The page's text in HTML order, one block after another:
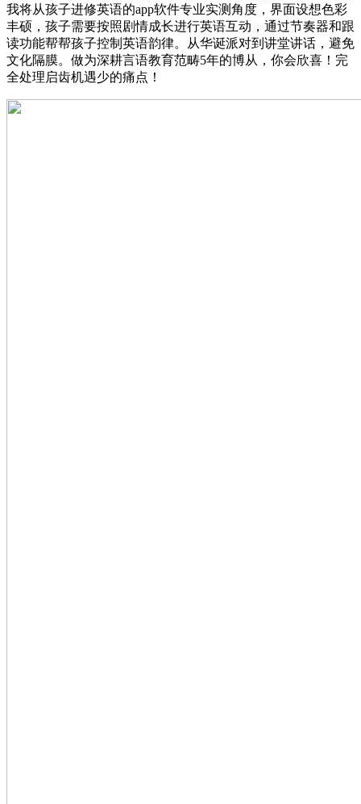
我将从孩子进修英语的app软件专业实测角度，界面设想色彩
丰硕，孩子需要按照剧情成长进行英语互动，通过节奏器和跟
读功能帮帮孩子控制英语韵律。从华诞派对到讲堂讲话，避免
文化隔膜。做为深耕言语教育范畴5年的博从，你会欣喜！完
全处理启齿机遇少的痛点！